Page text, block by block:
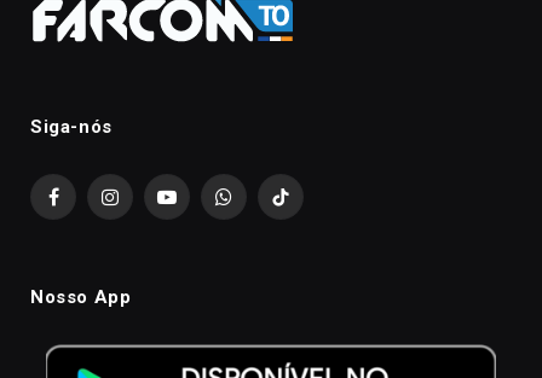
Siga-nós
FacebookInstagramYouTubeWhatsAppTikTok
Nosso App